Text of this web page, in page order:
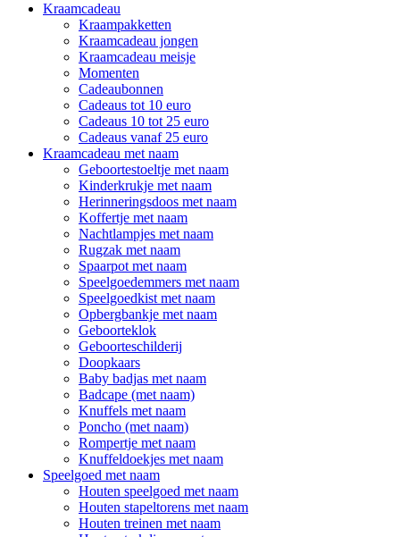
Kraamcadeau
Kraampakketten
Kraamcadeau jongen
Kraamcadeau meisje
Momenten
Cadeaubonnen
Cadeaus tot 10 euro
Cadeaus 10 tot 25 euro
Cadeaus vanaf 25 euro
Kraamcadeau met naam
Geboortestoeltje met naam
Kinderkrukje met naam
Herinneringsdoos met naam
Koffertje met naam
Nachtlampjes met naam
Rugzak met naam
Spaarpot met naam
Speelgoedemmers met naam
Speelgoedkist met naam
Opbergbankje met naam
Geboorteklok
Geboorteschilderij
Doopkaars
Baby badjas met naam
Badcape (met naam)
Knuffels met naam
Poncho (met naam)
Rompertje met naam
Knuffeldoekjes met naam
Speelgoed met naam
Houten speelgoed met naam
Houten stapeltorens met naam
Houten treinen met naam